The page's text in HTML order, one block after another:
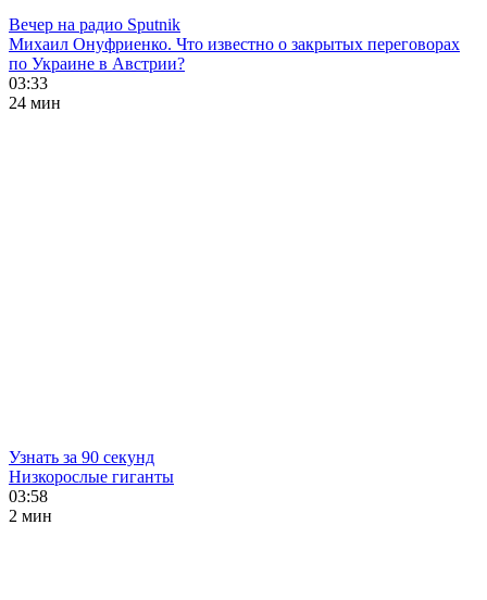
Вечер на радио Sputnik
Михаил Онуфриенко. Что известно о закрытых переговорах
по Украине в Австрии?
03:33
24 мин
Узнать за 90 секунд
Низкорослые гиганты
03:58
2 мин